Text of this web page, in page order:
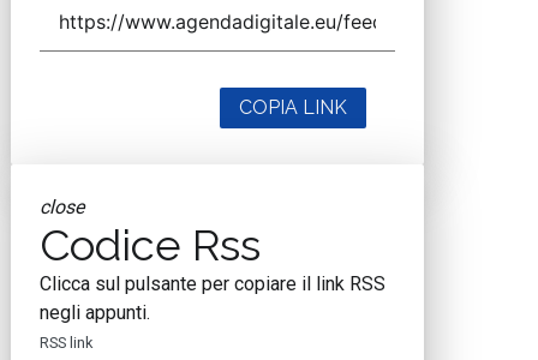
COPIA LINK
close
Codice Rss
Clicca sul pulsante per copiare il link RSS
negli appunti.
RSS link